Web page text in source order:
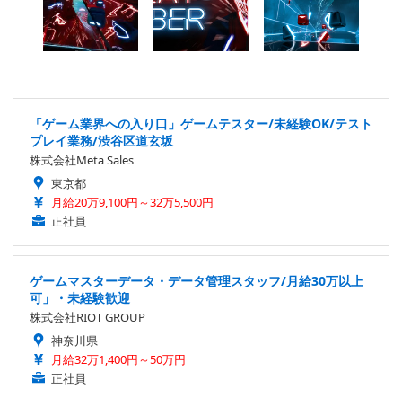
「ゲーム業界への入り口」ゲームテスター/未経験OK/テスト
プレイ業務/渋谷区道玄坂
株式会社Meta Sales
東京都
月給20万9,100円～32万5,500円
正社員
ゲームマスターデータ・データ管理スタッフ/月給30万以上
可」・未経験歓迎
株式会社RIOT GROUP
神奈川県
月給32万1,400円～50万円
正社員